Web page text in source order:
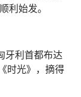
利始发。
牙利首都布达
时光》，摘得